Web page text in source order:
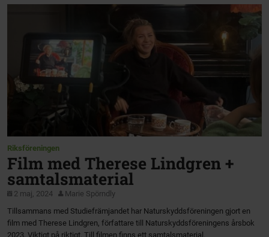
Riksföreningen
Film med Therese Lindgren +
samtalsmaterial
2 maj, 2024
Marie Spörndly
Tillsammans med Studiefrämjandet har Naturskyddsföreningen gjort en
film med Therese Lindgren, författare till Naturskyddsföreningens årsbok
2023, Viktigt på riktigt. Till filmen finns ett samtalsmaterial.